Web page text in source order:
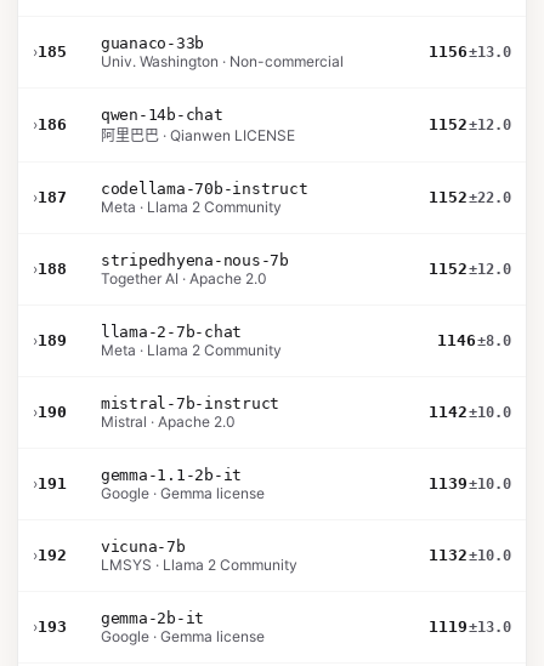
›185
guanaco-33b
Univ. Washington · Non-commercial
1156±13.0
›186
qwen-14b-chat
阿里巴巴 · Qianwen LICENSE
1152±12.0
›187
codellama-70b-instruct
Meta · Llama 2 Community
1152±22.0
›188
stripedhyena-nous-7b
Together AI · Apache 2.0
1152±12.0
›189
llama-2-7b-chat
Meta · Llama 2 Community
1146±8.0
›190
mistral-7b-instruct
Mistral · Apache 2.0
1142±10.0
›191
gemma-1.1-2b-it
Google · Gemma license
1139±10.0
›192
vicuna-7b
LMSYS · Llama 2 Community
1132±10.0
›193
gemma-2b-it
Google · Gemma license
1119±13.0